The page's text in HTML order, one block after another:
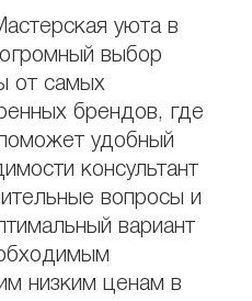
уюта в
выбор
от самых
брендов, где
удобный
консультант
вопросы и
вариант
низким ценам в